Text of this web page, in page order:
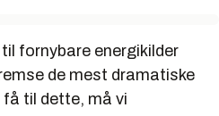
fornybare energikilder
de mest dramatiske
få til dette, må vi